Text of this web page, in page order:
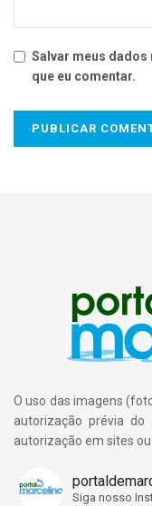
Salvar meus dados
que eu comentar.
O uso das imagens
autorização prévia do
autorização em sites
Siga nosso